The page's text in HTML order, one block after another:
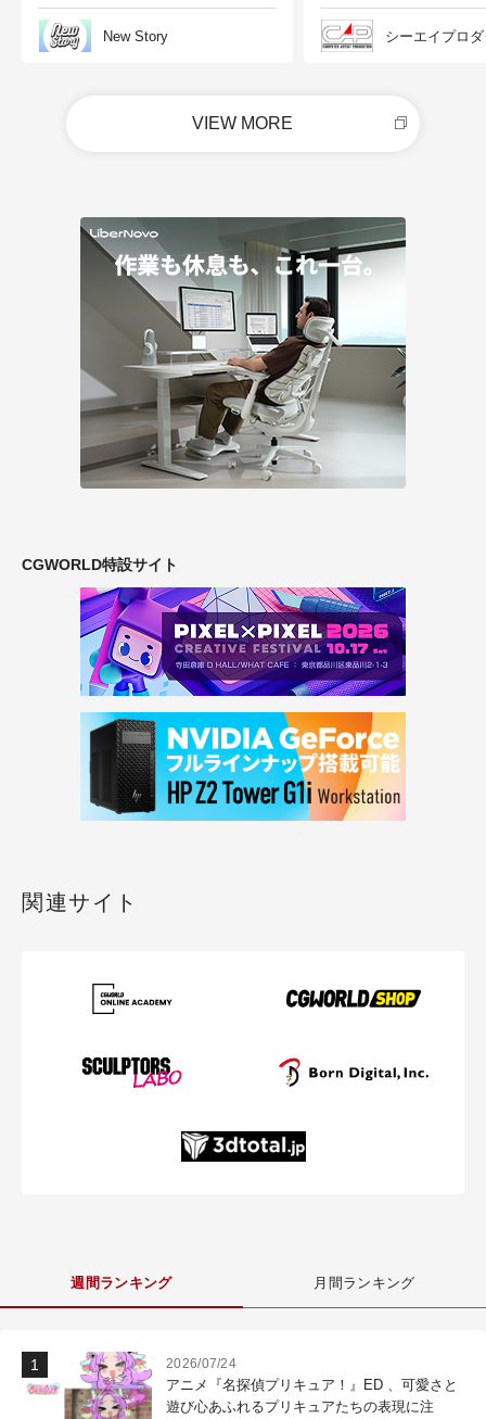
New Story シーエイプロ
VIEW MORE
CGWORLD特設サイト
関連サイト
週間ランキング 月間ランキング
2026/07/24
アニメ『名探偵プリキュア！』ED 、可愛さと
遊び心あふれるプリキュアたちの表現に注